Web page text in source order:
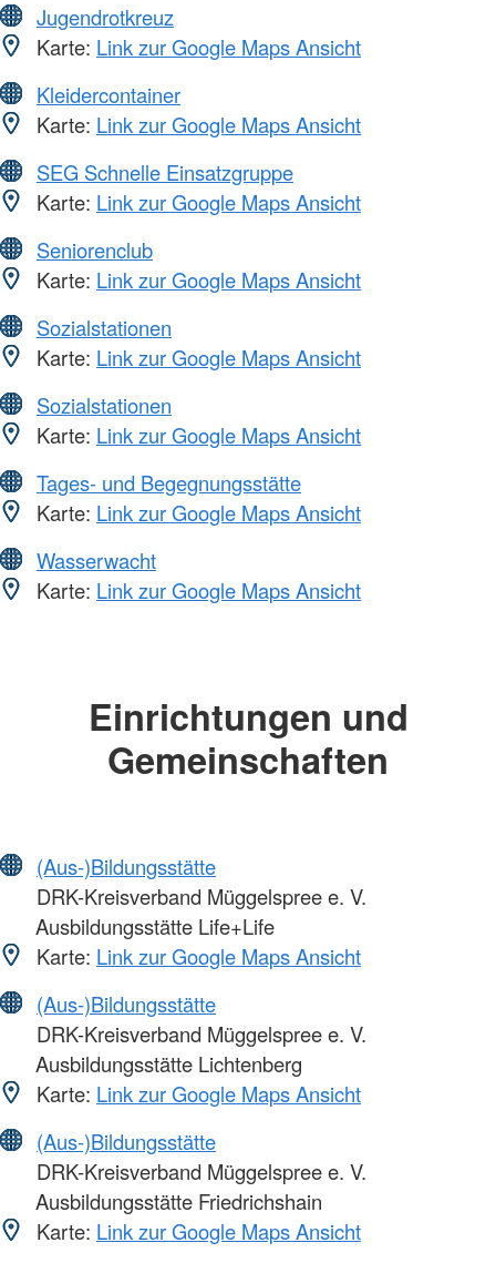
Jugendrotkreuz
Karte: Link zur Google Maps Ansicht
Kleidercontainer
Karte: Link zur Google Maps Ansicht
SEG Schnelle Einsatzgruppe
Karte: Link zur Google Maps Ansicht
Seniorenclub
Karte: Link zur Google Maps Ansicht
Sozialstationen
Karte: Link zur Google Maps Ansicht
Sozialstationen
Karte: Link zur Google Maps Ansicht
Tages- und Begegnungsstätte
Karte: Link zur Google Maps Ansicht
Wasserwacht
Karte: Link zur Google Maps Ansicht
Einrichtungen und
Gemeinschaften
(Aus-)Bildungsstätte
DRK-Kreisverband Müggelspree e. V.
Ausbildungsstätte Life+Life
Karte: Link zur Google Maps Ansicht
(Aus-)Bildungsstätte
DRK-Kreisverband Müggelspree e. V.
Ausbildungsstätte Lichtenberg
Karte: Link zur Google Maps Ansicht
(Aus-)Bildungsstätte
DRK-Kreisverband Müggelspree e. V.
Ausbildungsstätte Friedrichshain
Karte: Link zur Google Maps Ansicht